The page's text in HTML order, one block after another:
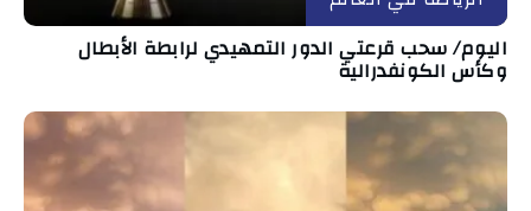
اليوم/ سحب قرعتي الدور التمهيدي لرابطة الأبطال
وكأس الكونفدرالية